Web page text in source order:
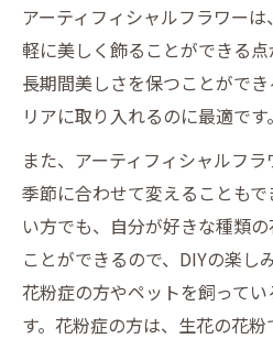
アーティフィシャルフラワー
軽に美しく飾ることができる
長期間美しさを保つことがで
リアに取り入れるのに最適です。
また、アーティフィシャルフラ
季節に合わせて変えることも
い方でも、自分が好きな種類
ことができるので、DIYの楽し
花粉症の方やペットを飼って
す。花粉症の方は、生花の花